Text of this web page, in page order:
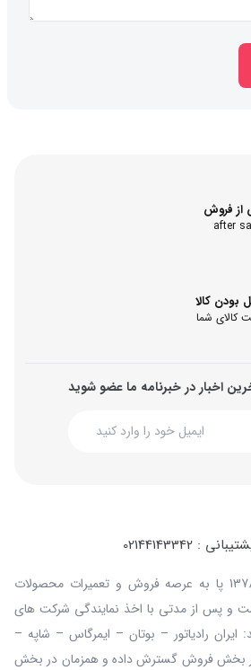
فروش
after
کالا
کالای شما
اخبار در خبرنامه ما عضو شوید
: 02144143342
مجموعه آذر صبا در سال 1378 پا به عرصه فروش و تعمیرات محصولات
و پس از مدتی با اخذ نمایندگی شرکت های
ایران رادیاتور – بوتان – ایمرگاس – شاپه –
در بخش فروش گسترش داده و همزمان در بخش